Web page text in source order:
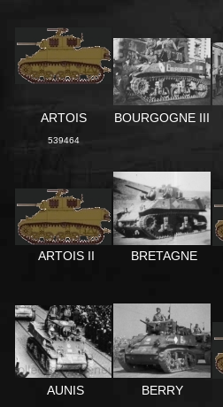
ARTOIS
539464
BOURGOGNE III
ARTOIS II BRETAGNE
AUNIS BERRY